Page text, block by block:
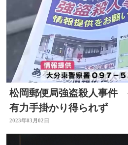
松岡郵便局強盗殺人事
有力手掛かり得られず
2023年03月02日